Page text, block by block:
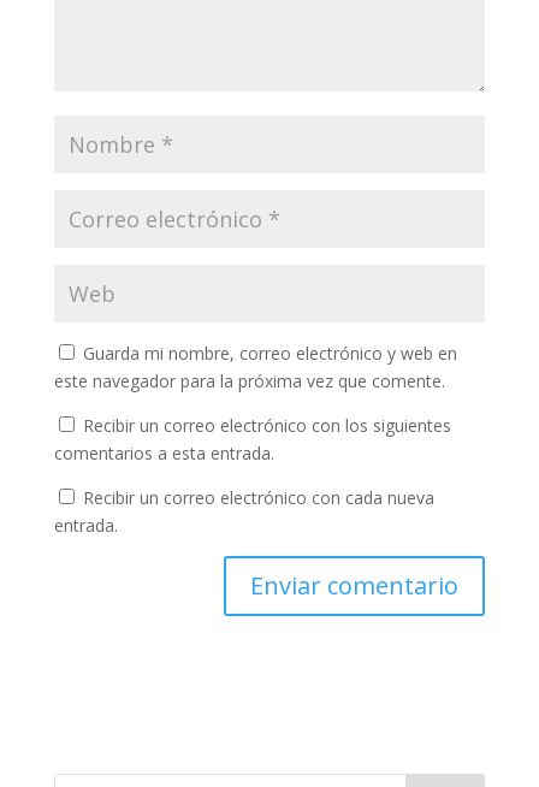
Guarda mi nombre, correo electrónico y web en
este navegador para la próxima vez que comente.
Recibir un correo electrónico con los siguientes
comentarios a esta entrada.
Recibir un correo electrónico con cada nueva
entrada.